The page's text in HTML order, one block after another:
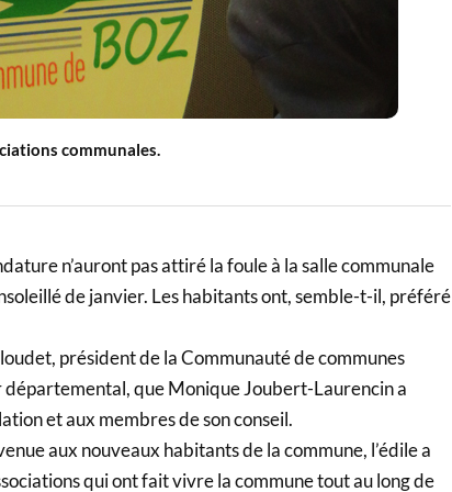
communales.
n’auront pas attiré la foule à la salle communale
de janvier. Les habitants ont, semble-t-il, préféré
président de la Communauté de communes
départemental, que Monique Joubert-Laurencin a
et aux membres de son conseil.
aux nouveaux habitants de la commune, l’édile a
qui ont fait vivre la commune tout au long de